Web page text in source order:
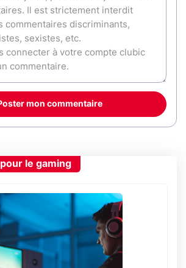
mon commentaire
le gaming